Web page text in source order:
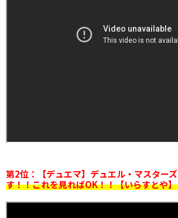
第2位：【デュエマ】デュエル・マスター
す！！これを見ればOK！！【いらすとや】